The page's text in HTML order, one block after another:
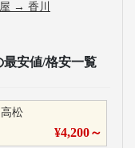
→ 香川
最安値/格安一覧
高松
¥4,200～